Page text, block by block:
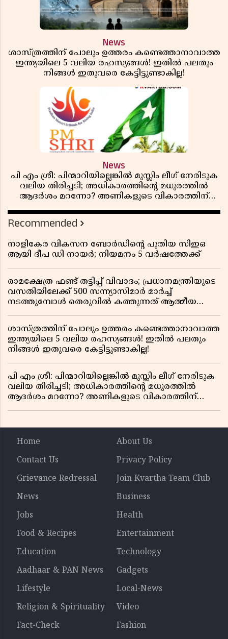
News
ശാസ്ത്രത്തിന് പോലും ഉത്തരം കണ്ടെത്താനാവാത്ത
ഇന്ത്യയിലെ 5 വലിയ രഹസ്യങ്ങൾ! ഇതിൽ പലതും
നിങ്ങൾ ഇതുവരെ കേട്ടിട്ടുണ്ടാകില്ല!
News
പി എം ശ്രീ: പിന്മാറിയില്ലെങ്കിൽ മുസ്ലിം ലീഗ് നേരിടുക
വലിയ തിരിച്ചടി; അധികാരത്തിന്റെ മധുരത്തിൽ
ആദർശം മറന്നോ? അണികളുടെ വികാരത്തിന്
Recommended
നാളികേര വികസന ബോർഡിൻ്റെ പുതിയ സിഇഒ
ആയി ദീപ ഡി നായർ; നിയമനം 5 വർഷത്തേക്ക് ​​​​​​​
രാമക്ഷേത്ര ഫണ്ട് തട്ടിപ്പ് വിവാദം; പ്രധാനമന്ത്രിയുടെ
വസതിയിലേക്ക് 500 സന്ന്യാസിമാർ മാർച്ച്
നടത്തുമ്പോൾ തെരുവിൽ കത്തുന്നത് ആത്മീയ
ശാസ്ത്രത്തിന് പോലും ഉത്തരം കണ്ടെത്താനാവാത്ത
ഇന്ത്യയിലെ 5 വലിയ രഹസ്യങ്ങൾ! ഇതിൽ പലതും
നിങ്ങൾ ഇതുവരെ കേട്ടിട്ടുണ്ടാകില്ല!
പി എം ശ്രീ: പിന്മാറിയില്ലെങ്കിൽ മുസ്ലിം ലീഗ് നേരിടുക
വലിയ തിരിച്ചടി; അധികാരത്തിന്റെ മധുരത്തിൽ
ആദർശം മറന്നോ? അണികളുടെ വികാരത്തിന്
Home
About Us
Contact Us
Privacy Policy
Grievance Redressal
Join Kvartha Team Club
News
Business
Jobs
Health
Food & Recipes
Entertainment
Education
Technology
Aadhaar & PAN News
Gadgets
Lifestyle
Local-News
Religion & Spirituality
Video
Fact-Check
Fashion